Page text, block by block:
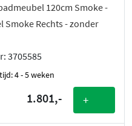
120cm Smoke -
Smoke Rechts - zonder
3705585
4 - 5 weken
1.801,- +